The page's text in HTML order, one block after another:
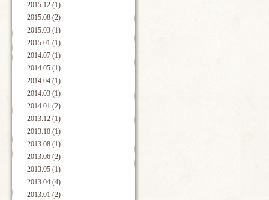
2015.12 (1)
2015.08 (2)
2015.03 (1)
2015.01 (1)
2014.07 (1)
2014.05 (1)
2014.04 (1)
2014.03 (1)
2014.01 (2)
2013.12 (1)
2013.10 (1)
2013.08 (1)
2013.06 (2)
2013.05 (1)
2013.04 (4)
2013.01 (2)